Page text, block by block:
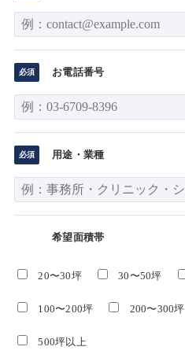
お電話番号
用途・業種
希望面積帯
20〜30坪 30〜50坪
100〜200坪 200〜300坪
500坪以上